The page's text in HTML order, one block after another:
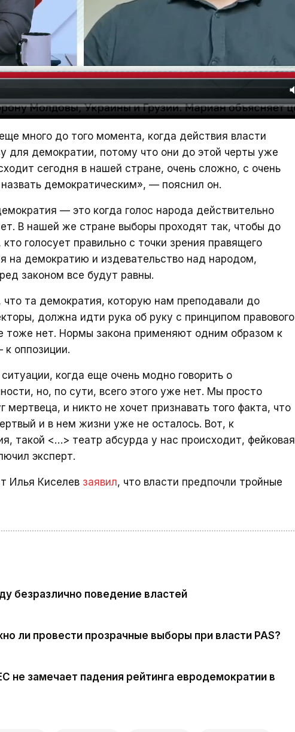
много до того момента, когда действия власти
для демократии, потому что они до этой черты уже
сегодня в нашей стране, очень сложно, с очень
демократическим», — пояснил он.
— это когда голос народа действительно
В нашей же стране выборы проходят так, чтобы до
голосует правильно с точки зрения правящего
на демократию и издевательство над народом,
законом все будут равны.
что та демократия, которую нам преподавали до
должна идти рука об руку с принципом правового
тоже нет. Нормы закона применяют одним образом к
оппозиции.
когда еще очень модно говорить о
но, по сути, всего этого уже нет. Мы просто
мертвеца, и никто не хочет признавать того факта, что
и в нем жизни уже не осталось. Вот, к
такой <…> театр абсурда у нас происходит, фейковая
эксперт.
Илья Киселев заявил, что власти предпочли тройные
безразлично поведение властей
ли провести прозрачные выборы при власти PAS?
не замечает падения рейтинга евродемократии в